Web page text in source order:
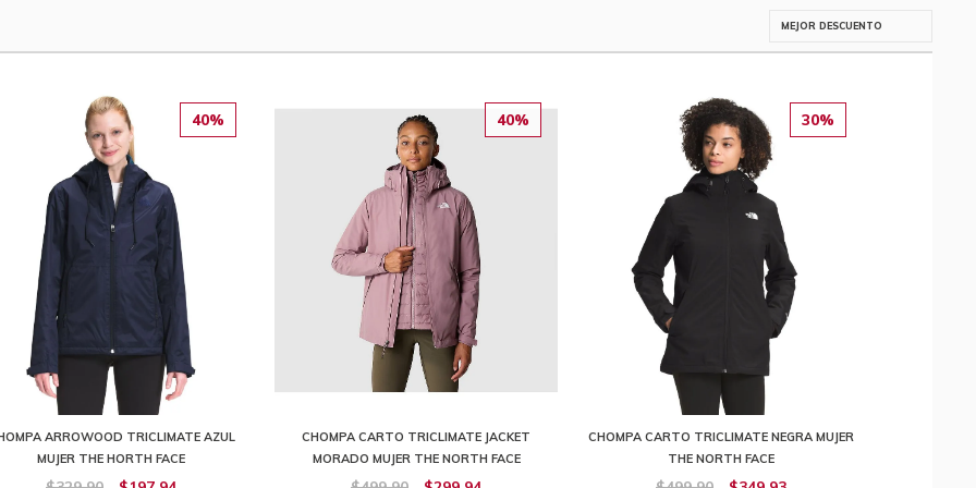
40%
ARROWOOD TRICLIMATE AZUL
MUJER THE HORTH FACE
40%
CHOMPA CARTO TRICLIMATE JACKET
MORADO MUJER THE NORTH FACE
30%
CHOMPA CARTO TRICLIMATE NEGRA MUJER
THE NORTH FACE